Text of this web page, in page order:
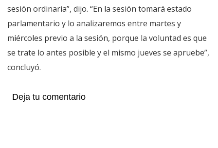
sesión ordinaria”, dijo. “En la sesión tomará estado
parlamentario y lo analizaremos entre martes y
miércoles previo a la sesión, porque la voluntad es que
se trate lo antes posible y el mismo jueves se apruebe”,
concluyó.
Deja tu comentario